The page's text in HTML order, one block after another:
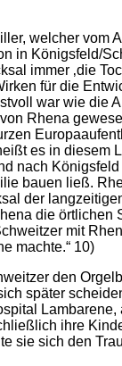
welcher vom
in Königsfeld/
immer ‚die
für die
war wie die
Rhena
es in diesem
nach
bauen ließ.
der
die örtlichen
mit
machte.“ 10)
den
später
ihre
sie sich den